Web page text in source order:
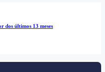
dos últimos 13 meses